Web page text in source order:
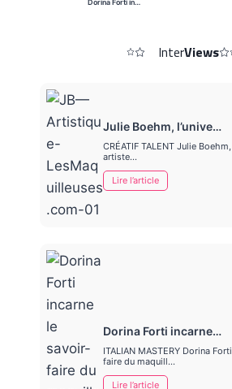
Dorina Forti in…
InterViews
Julie Boehm, l’unive…
CRÉATIF TALENT Julie Boehm,
artiste…
Lire l’article
Dorina Forti incarne…
ITALIAN MASTERY Dorina
faire du maquill…
Lire l’article